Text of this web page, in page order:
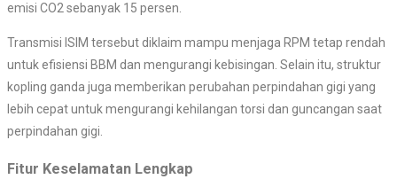
emisi CO2 sebanyak 15 persen.
Transmisi ISIM tersebut diklaim mampu menjaga RPM tetap rendah
untuk efisiensi BBM dan mengurangi kebisingan. Selain itu, struktur
kopling ganda juga memberikan perubahan perpindahan gigi yang
lebih cepat untuk mengurangi kehilangan torsi dan guncangan saat
perpindahan gigi.
Fitur Keselamatan Lengkap